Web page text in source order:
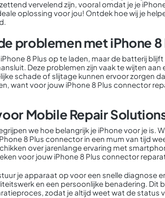
vervelend zijn, vooral omdat je je
oplossing voor jou! Ontdek hoe wij je
problemen met iPhone
8 Plus op te laden, maar de batterij
Deze problemen zijn vaak te wijten
schade of slijtage kunnen ervoor zorgen
want voor jouw iPhone 8 Plus connector
Mobile Repair
we hoe belangrijk je iPhone voor je is.
8 Plus connector in een mum van tijd
over jarenlange ervaring met
voor jouw iPhone 8 Plus connector
je apparaat op voor een snelle diagnose
en een persoonlijke benadering. Dit
zodat je altijd weet wat de status